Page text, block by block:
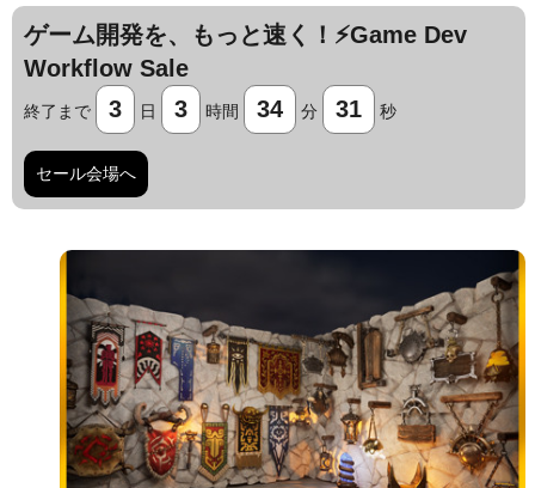
ゲーム開発を、もっと速く！⚡️Game Dev
Workflow Sale
終了まで 3 日 3 時間 34 分 30 秒
セール会場へ